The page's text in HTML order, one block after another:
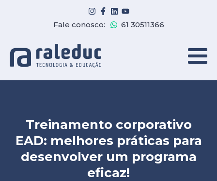
Fale conosco: 61 30511366
Treinamento corporativo
EAD: melhores práticas para
desenvolver um programa
eficaz!